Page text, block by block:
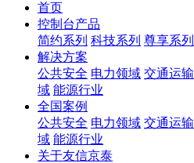
首页
控制台产品
简约系列 科技系列 尊享系列
解决方案
公共安全 电力领域 交通运输
域 能源行业
全国案例
公共安全 电力领域 交通运输
域 能源行业
关于友信京泰